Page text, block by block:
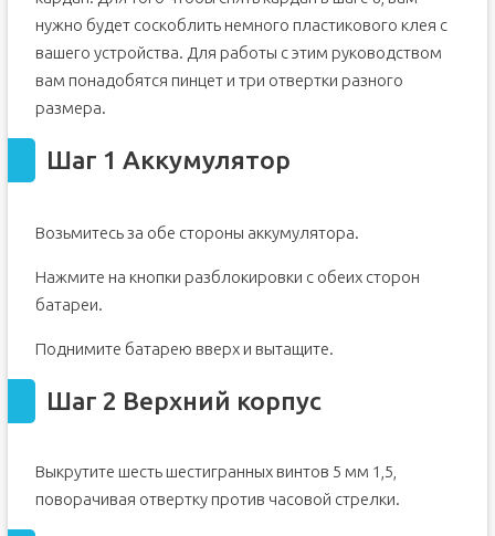
Шаг 7
Шаг 10
Шаг 12
Шаг 14
Шаг 18 Передний обзор
нужно будет соскоблить немного пластикового клея с
вашего устройства. Для работы с этим руководством
вам понадобятся пинцет и три отвертки разного
размера.
Шаг 1 Аккумулятор
Возьмитесь за обе стороны аккумулятора.
Нажмите на кнопки разблокировки с обеих сторон
батареи.
Поднимите батарею вверх и вытащите.
Шаг 2 Верхний корпус
Выкрутите шесть шестигранных винтов 5 мм 1,5,
поворачивая отвертку против часовой стрелки.